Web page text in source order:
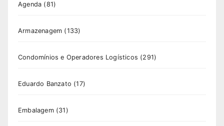
Agenda (81)
Armazenagem (133)
Condomínios e Operadores Logísticos (291)
Eduardo Banzato (17)
Embalagem(31)